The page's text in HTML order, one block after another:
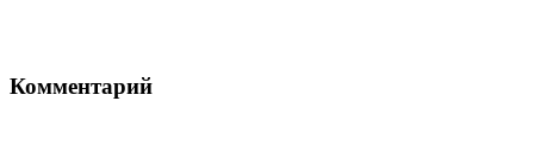
Комментарий